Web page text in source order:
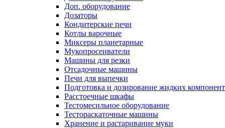
Доп. оборудование
Дозаторы
Кондитерские печи
Котлы варочные
Миксеры планетарные
Мукопросеиватели
Машины для резки
Отсадочные машины
Печи для выпечки
Подготовка и дозирование жидких
Расстоечные шкафы
Тестомесильное оборудование
Тестораскаточные машины
Хранение и растаривание муки